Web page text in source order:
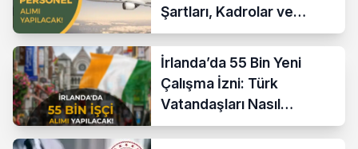
Şartları, Kadrolar ve
Maaşlar
İrlanda’da 55 Bin Yeni
Çalışma İzni: Türk
Vatandaşları Nasıl
Başvurur?